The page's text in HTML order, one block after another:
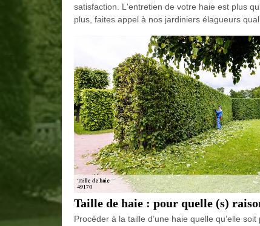
satisfaction. L'entretien de votre haie est plus
plus, faites appel à nos jardiniers élagueurs
Taille de haie : pour quelle (s)
Procéder à la taille d’une haie quelle qu’elle